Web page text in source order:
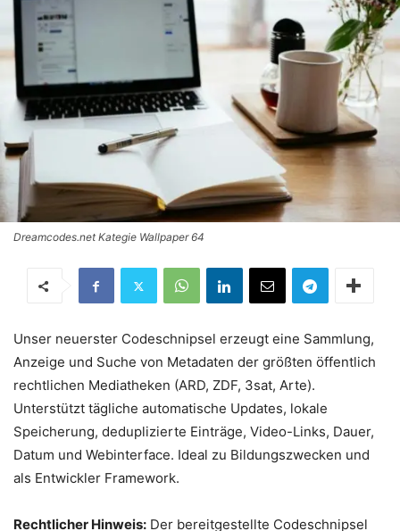
Dreamcodes.net Kategie Wallpaper 64
Unser neuerster Codeschnipsel erzeugt eine Sammlung,
Anzeige und Suche von Metadaten der größten öffentlich
rechtlichen Mediatheken (ARD, ZDF, 3sat, Arte).
Unterstützt tägliche automatische Updates, lokale
Speicherung, deduplizierte Einträge, Video-Links, Dauer,
Datum und Webinterface. Ideal zu Bildungszwecken und
als Entwickler Framework.
Rechtlicher Hinweis: Der bereitgestellte Codeschnipsel